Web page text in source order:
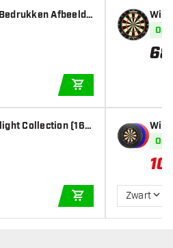
Afbeeldi
Collection (16 s
IN WINKELWAGEN
bord
Op
68
Op
Zwart